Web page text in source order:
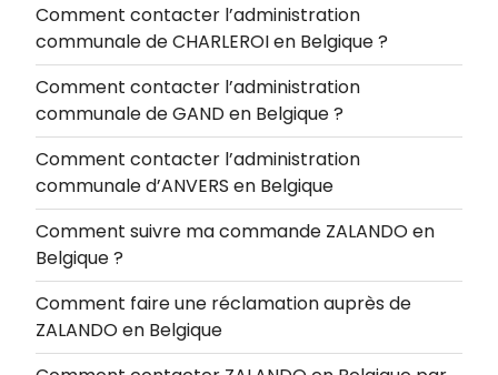
Comment contacter l’administration
communale de CHARLEROI en Belgique ?
Comment contacter l’administration
communale de GAND en Belgique ?
Comment contacter l’administration
communale d’ANVERS en Belgique
Comment suivre ma commande ZALANDO en
Belgique ?
Comment faire une réclamation auprès de
ZALANDO en Belgique